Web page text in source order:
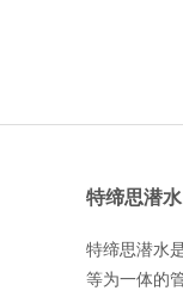
特缔思潜水
特缔思潜水
等为一体的